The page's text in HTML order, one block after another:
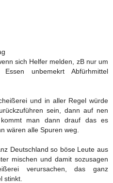
sich Helfer melden, zB nur um
unbemekrt Abfürhmittel
und in aller Regel würde
sein, dann auf nen
man dann drauf das es
wären alle Spuren weg.
Deutschland so böse Leute aus
mischen und damit sozusagen
verursachen, das ganz
stinkt.